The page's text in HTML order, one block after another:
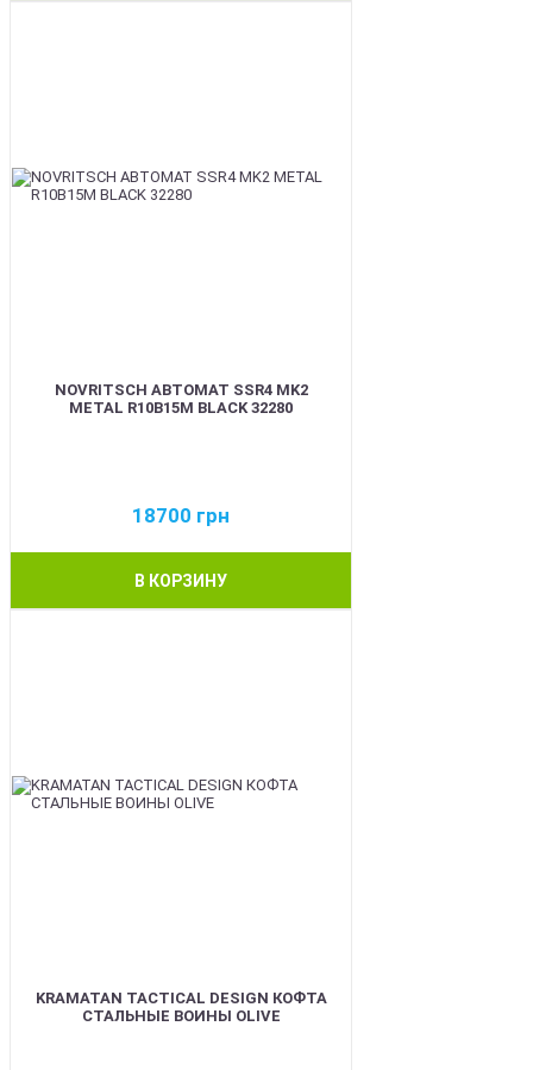
NOVRITSCH АВТОМАТ SSR4 MK2
METAL R10B15M BLACK 32280
18700 грн
В КОРЗИНУ
KRAMATAN TACTICAL DESIGN КОФТА
СТАЛЬНЫЕ ВОИНЫ OLIVE